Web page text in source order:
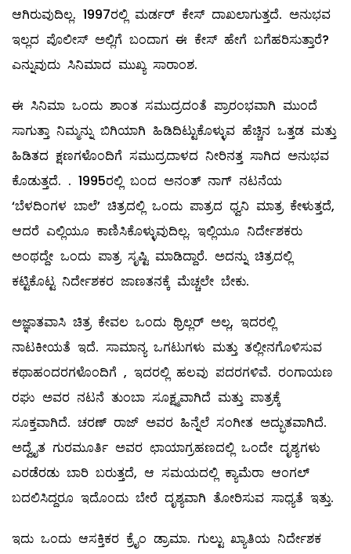
ಆಗಿರುವುದಿಲ್ಲ. 1997ರಲ್ಲಿ ಮರ್ಡರ್ ಕೇಸ್ ದಾಖಲಾಗುತ್ತದೆ. ಅನುಭವ
ಇಲ್ಲದ ಪೊಲೀಸ್ ಅಲ್ಲಿಗೆ ಬಂದಾಗ ಈ ಕೇಸ್ ಹೇಗೆ ಬಗೆಹರಿಸುತ್ತಾರೆ?
ಎನ್ನುವುದು ಸಿನಿಮಾದ ಮುಖ್ಯ ಸಾರಾಂಶ.
ಈ ಸಿನಿಮಾ ಒಂದು ಶಾಂತ ಸಮುದ್ರದಂತೆ ಪ್ರಾರಂಭವಾಗಿ ಮುಂದೆ
ಸಾಗುತ್ತಾ ನಿಮ್ಮನ್ನು ಬಿಗಿಯಾಗಿ ಹಿಡಿದಿಟ್ಟುಕೊಳ್ಳುವ ಹೆಚ್ಚಿನ ಒತ್ತಡ ಮತ್ತು
ಹಿಡಿತದ ಕ್ಷಣಗಳೊಂದಿಗೆ ಸಮುದ್ರದಾಳದ ನೀರಿನತ್ತ ಸಾಗಿದ ಅನುಭವ
ಕೊಡುತ್ತದೆ. . 1995ರಲ್ಲಿ ಬಂದ ಅನಂತ್ ನಾಗ್ ನಟನೆಯ
‘ಬೆಳದಿಂಗಳ ಬಾಲೆ’ ಚಿತ್ರದಲ್ಲಿ ಒಂದು ಪಾತ್ರದ ಧ್ವನಿ ಮಾತ್ರ ಕೇಳುತ್ತದೆ,
ಆದರೆ ಎಲ್ಲಿಯೂ ಕಾಣಿಸಿಕೊಳ್ಳುವುದಿಲ್ಲ. ಇಲ್ಲಿಯೂ ನಿರ್ದೇಶಕರು
ಅಂಥದ್ದೇ ಒಂದು ಪಾತ್ರ ಸೃಷ್ಟಿ ಮಾಡಿದ್ದಾರೆ. ಅದನ್ನು ಚಿತ್ರದಲ್ಲಿ
ಕಟ್ಟಿಕೊಟ್ಟ ನಿರ್ದೇಶಕರ ಜಾಣತನಕ್ಕೆ ಮೆಚ್ಚಲೇ ಬೇಕು.
ಅಜ್ಞಾತವಾಸಿ ಚಿತ್ರ ಕೇವಲ ಒಂದು ಥ್ರಿಲ್ಲರ್ ಅಲ್ಲ, ಇದರಲ್ಲಿ
ನಾಟಕೀಯತೆ ಇದೆ. ಸಾಮಾನ್ಯ ಒಗಟುಗಳು ಮತ್ತು ತಲ್ಲೀನಗೊಳಿಸುವ
ಕಥಾಹಂದರಗಳೊಂದಿಗೆ , ಇದರಲ್ಲಿ ಹಲವು ಪದರಗಳಿವೆ. ರಂಗಾಯಣ
ರಘು ಅವರ ನಟನೆ ತುಂಬಾ ಸೂಕ್ಷ್ಮವಾಗಿದೆ ಮತ್ತು ಪಾತ್ರಕ್ಕೆ
ಸೂಕ್ತವಾಗಿದೆ. ಚರಣ್ ರಾಜ್ ಅವರ ಹಿನ್ನೆಲೆ ಸಂಗೀತ ಅದ್ಭುತವಾಗಿದೆ.
ಅದ್ವೈತ ಗುರಮೂರ್ತಿ ಅವರ ಛಾಯಾಗ್ರಹಣದಲ್ಲಿ ಒಂದೇ ದೃಶ್ಯಗಳು
ಎರಡೆರಡು ಬಾರಿ ಬರುತ್ತದೆ, ಆ ಸಮಯದಲ್ಲಿ ಕ್ಯಾಮೆರಾ ಆಂಗಲ್
ಬದಲಿಸಿದ್ದರೂ ಇದೊಂದು ಬೇರೆ ದೃಶ್ಯವಾಗಿ ತೋರಿಸುವ ಸಾಧ್ಯತೆ ಇತ್ತು.
ಇದು ಒಂದು ಆಸಕ್ತಿಕರ ಕ್ರೈಂ ಡ್ರಾಮಾ. ಗುಲ್ಟು ಖ್ಯಾತಿಯ ನಿರ್ದೇಶಕ